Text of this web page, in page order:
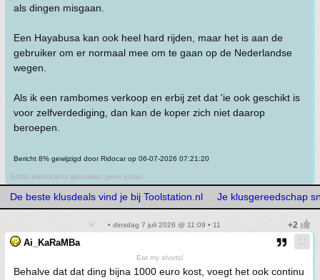
als dingen misgaan.
Een Hayabusa kan ook heel hard rijden, maar het is aan de
gebruiker om er normaal mee om te gaan op de Nederlandse
wegen.
Als ik een rambomes verkoop en erbij zet dat 'ie ook geschikt is
voor zelfverdediging, dan kan de koper zich niet daarop
beroepen.
Bericht 8% gewijzigd door Ridocar op 06-07-2026 07:21:20
Echte elektriciëns gebruiken geen jokari.
De beste klusdeals vind je bij Toolstation.nl Je klusgereedschap
• dinsdag 7 juli 2026 @ 11:09 • 11
Ai_KaRaMBa
Eat my shorts!
Behalve dat dat ding bijna 1000 euro kost, voegt het ook continu